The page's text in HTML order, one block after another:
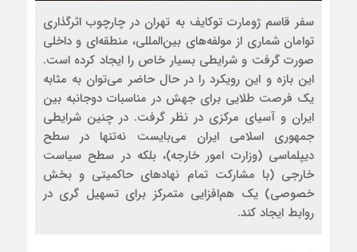
سفر قاسم ژومارت توکایف به تهران در چارچوب اثرگذاری
توامان شماری از مولفه‌های بین‌المللی، منطقه‌ای و داخلی
صورت گرفت و شرایطی بسیار خاص را ایجاد کرده است.
این بازه و این رویکرد را در حال حاضر می‌توان به مثابه
یک فرصت طلایی برای جهش در مناسبات دوجانبه بین
ایران و آسیای مرکزی در نظر گرفت. در چنین شرایطی
جمهوری اسلامی ایران می‌بایست نه‌تنها در سطح
دیپلماسی (وزارت امور خارجه)، بلکه در سطح سیاست
خارجی (با مشارکت تمام نهادهای حاکمیتی و بخش
خصوصی) یک هم‌افزایی متمرکز برای تسهیل گری در
روابط ایجاد کند.